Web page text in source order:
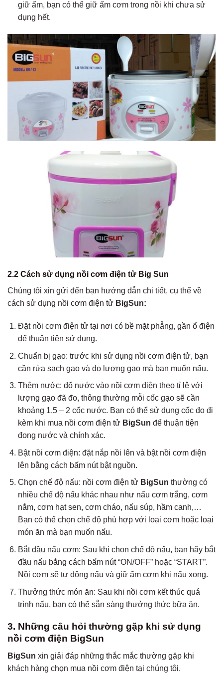
giữ ấm, bạn có thể giữ ấm cơm trong nồi khi chưa sử
dụng hết.
2.2 Cách sử dụng nồi cơm điện tử Big Sun
Chúng tôi xin gửi đến bạn hướng dẫn chi tiết, cụ thể về
cách sử dụng nồi cơm điện tử BigSun:
Đặt nồi cơm điện tử tại nơi có bề mặt phẳng, gần ổ điện
để thuận tiện sử dụng.
Chuẩn bị gạo: trước khi sử dụng nồi cơm điện tử, bạn
cần rửa sạch gạo và đo lượng gạo mà bạn muốn nấu.
Thêm nước: đổ nước vào nồi cơm điện theo tỉ lệ với
lượng gạo đã đo, thông thường mỗi cốc gạo sẽ cần
khoảng 1,5 – 2 cốc nước. Bạn có thể sử dụng cốc đo đi
kèm khi mua nồi cơm điện tử BigSun để thuận tiện
đong nước và chính xác.
Bật nồi cơm điện: đặt nắp nồi lên và bật nồi cơm điện
lên bằng cách bấm nút bật nguồn.
Chọn chế độ nấu: nồi cơm điện tử BigSun thường có
nhiều chế độ nấu khác nhau như nấu cơm trắng, cơm
nắm, cơm hạt sen, cơm cháo, nấu súp, hầm canh,…
Bạn có thể chọn chế độ phù hợp với loại cơm hoặc loại
món ăn mà bạn muốn nấu.
Bắt đầu nấu cơm: Sau khi chọn chế độ nấu, bạn hãy bắt
đầu nấu bằng cách bấm nút “ON/OFF” hoặc “START”.
Nồi cơm sẽ tự động nấu và giữ ấm cơm khi nấu xong.
Thưởng thức món ăn: Sau khi nồi cơm kết thúc quá
trình nấu, bạn có thể sẵn sàng thưởng thức bữa ăn.
3. Những câu hỏi thường gặp khi sử dụng
nồi cơm điện BigSun
BigSun xin giải đáp những thắc mắc thường gặp khi
khách hàng chọn mua nồi cơm điện tại chúng tôi.